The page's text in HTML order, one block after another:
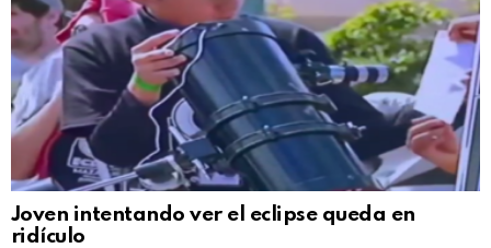
Joven intentando ver el eclipse queda en
ridículo